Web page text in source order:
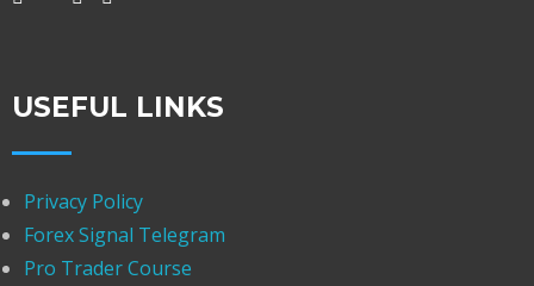
USEFUL LINKS
Privacy Policy
Forex Signal Telegram
Pro Trader Course